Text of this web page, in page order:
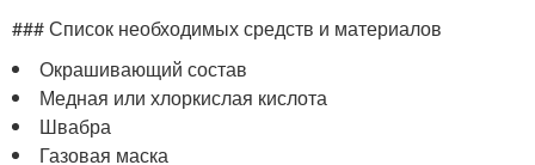
### Список необходимых средств и материалов
Окрашивающий состав
Медная или хлоркислая кислота
Швабра
Газовая маска